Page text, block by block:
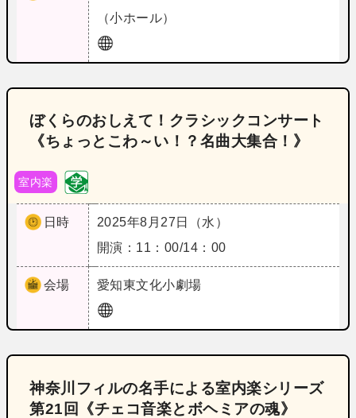
（小ホール）
ぼくらのおしえて！クラシックコンサート
《ちょっとこわ～い！？名曲大集合！》
室内楽
日時
2025年8月27日（水）
開演：11：00/14：00
会場 愛知東文化小劇場
神奈川フィルの名手による室内楽シリーズ
第21回《チェコ音楽とボヘミアの魂》